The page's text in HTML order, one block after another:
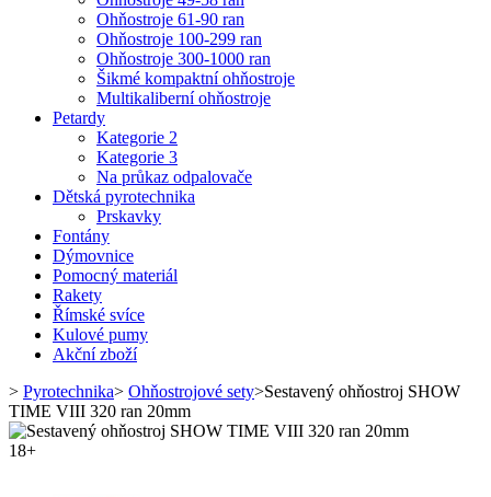
Ohňostroje 61-90 ran
Ohňostroje 100-299 ran
Ohňostroje 300-1000 ran
Šikmé kompaktní ohňostroje
Multikaliberní ohňostroje
Petardy
Kategorie 2
Kategorie 3
Na průkaz odpalovače
Dětská pyrotechnika
Prskavky
Fontány
Dýmovnice
Pomocný materiál
Rakety
Římské svíce
Kulové pumy
Akční zboží
> Pyrotechnika> Ohňostrojové sety>Sestavený ohňostroj SHOW
TIME VIII 320 ran 20mm
18+